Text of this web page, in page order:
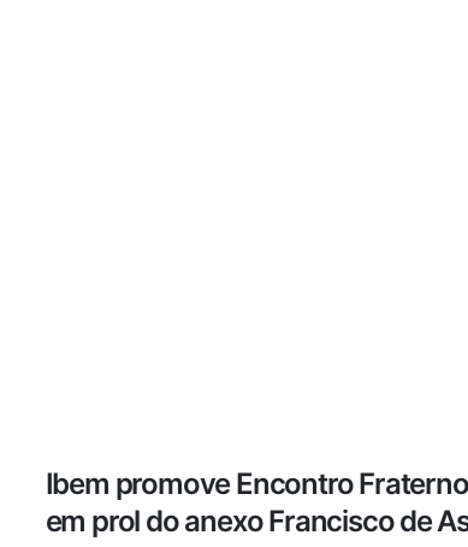
Ibem promove Encontro Fraterno
em prol do anexo Francisco de